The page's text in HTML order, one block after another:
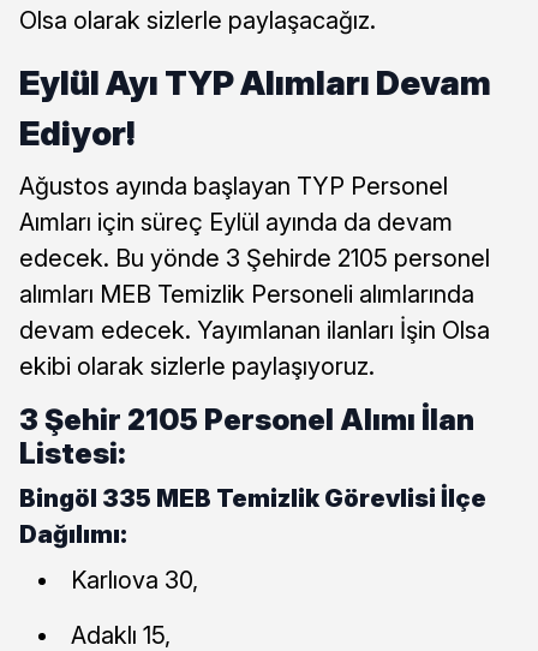
Olsa olarak sizlerle paylaşacağız.
Eylül Ayı TYP Alımları Devam
Ediyor!
Ağustos ayında başlayan TYP Personel
Aımları için süreç Eylül ayında da devam
edecek. Bu yönde 3 Şehirde 2105 personel
alımları MEB Temizlik Personeli alımlarında
devam edecek. Yayımlanan ilanları İşin Olsa
ekibi olarak sizlerle paylaşıyoruz.
3 Şehir 2105 Personel Alımı İlan
Listesi:
Bingöl 335 MEB Temizlik Görevlisi İlçe
Dağılımı:
Karlıova 30,
Adaklı 15,